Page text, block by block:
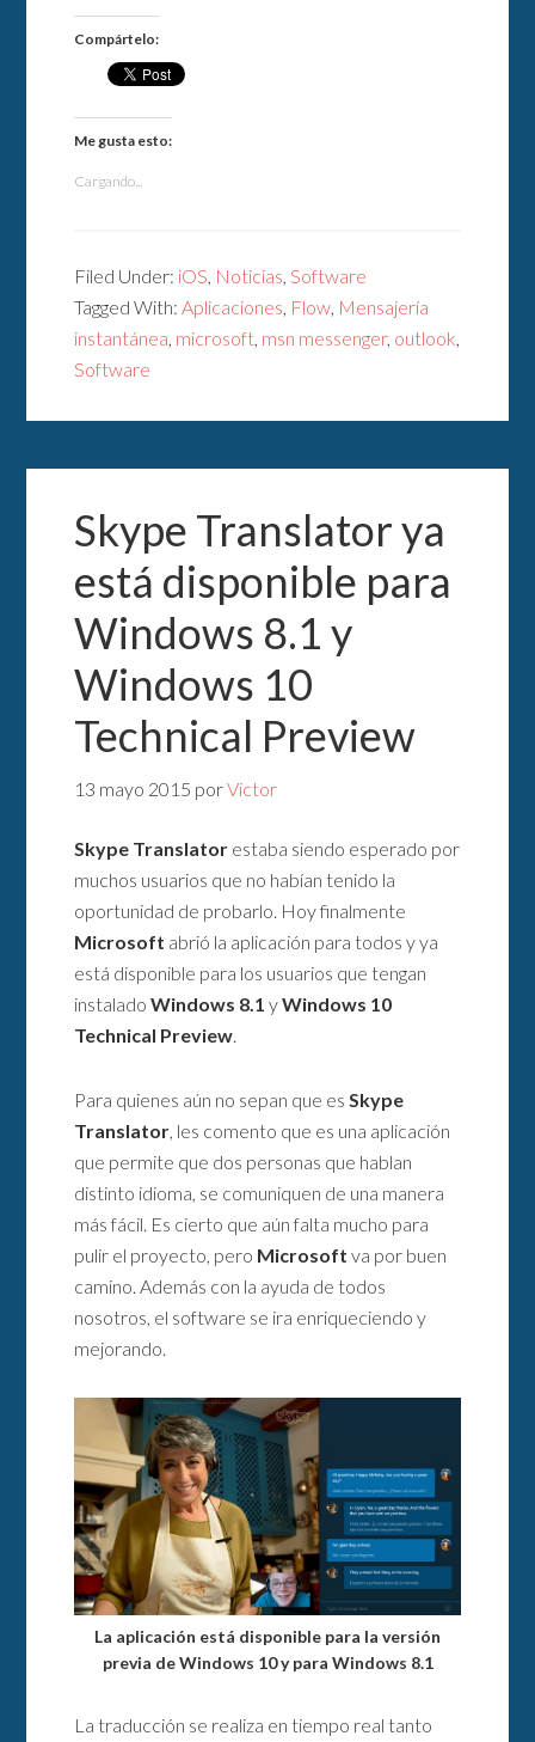
Compártelo:
Me gusta esto:
Cargando...
Filed Under: iOS Noticias Software
Tagged With: Aplicaciones Flow Mensajería
instantánea microsoft msn messenger, outlook
Software
Skype Translator ya
está disponible para
Windows 8.1 y
Windows 10
Technical Preview
13 mayo 2015 porVictor
Skype Translator estaba siendo esperado por
muchos usuarios que no habían tenido la
oportunidad de probarlo. Hoy finalmente
Microsoft abrió la aplicación para todos y ya
está disponible para los usuarios que tengan
instaladoWindows 8.1 yWindows 10
Technical Preview
Para quienes aún no sepan que es Skype
Translator , les comento que es una aplicación
que permite que dos personas que hablan
distinto idioma, se comuniquen de una manera
más fácil. Es cierto que aún falta mucho para
pulir el proyecto, pero Microsoft va por buen
camino. Además con la ayuda de todos
nosotros, el software se ira enriqueciendo y
mejorando.
La aplicación está disponible para la versión
previa de Windows 10 y para Windows 8.1
La traducción se realiza en tiempo real tanto